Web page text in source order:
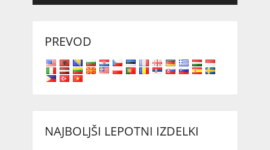
PREVOD
NAJBOLJŠI LEPOTNI IZDELKI